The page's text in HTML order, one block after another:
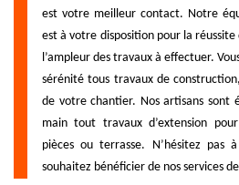
est votre meilleur contact. Notre
est à votre disposition pour la
l’ampleur des travaux à effectuer.
sérénité tous travaux de
de votre chantier. Nos artisans sont
main tout travaux d’extension
pièces ou terrasse. N’hésitez pas
souhaitez bénéficier de nos services